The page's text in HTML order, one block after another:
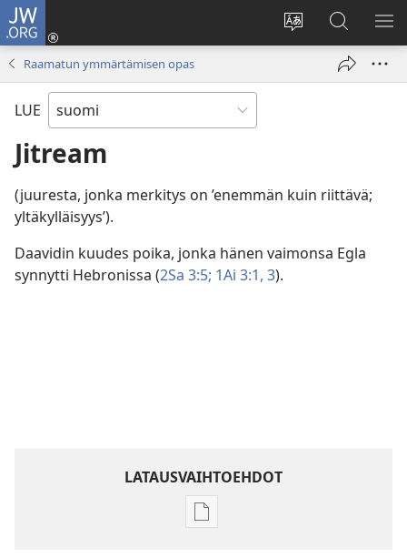
JW.ORG
Vaihda
sivuston
Kirjaudu
(avaa
Hae
JW.ORG-
sivustolta
Raamatun ymmärtämisen opas
LUE
Jitream
(juuresta, jonka merkitys on ’enemmän kuin riittävä;
yltäkylläisyys’).
Daavidin kuudes poika, jonka hänen vaimonsa Egla
synnytti Hebronissa (2Sa 3:5; 1Ai 3:1, 3).
LATAUSVAIHTOEHDOT
Julkaisujen